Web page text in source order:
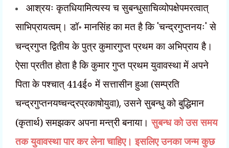
आश्रयः कृतधियामित्यस्य च सुबन्धुसाचिव्योपक्षेपमरत्वात्
साभिप्रायत्वम्। डॉ॰ मानसिंह का मत है कि 'चन्द्रगुप्तनयः'से
चन्द्रगुप्त द्वितीय के पुत्र कुमारगुप्त प्रथम का अभिप्राय है।
ऐसा प्रतीत होता है कि कुमार गुप्त प्रथम युवावस्था में अपने
पिता के पश्चात् 414ई० में सत्तासीन हुआ (सम्प्रति
चन्द्रगुप्तनयष्चन्द्रप्रकाषोयुवा),उसने सुबन्धु को बुद्धिमान
(कृतार्थ) समझकर अपना मन्त्री बनाया।सुबन्ध को उस समय
तक युवावस्था पार कर लेना चाहिए। इसलिए उनका जन्म कुछ